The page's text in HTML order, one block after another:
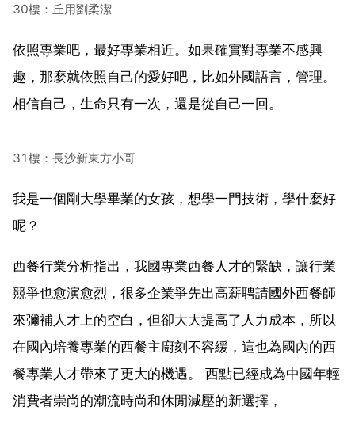
30樓：丘用劉柔潔
依照專業吧，最好專業相近。如果確實對專業不感興
趣，那麼就依照自己的愛好吧，比如外國語言，管理。
相信自己，生命只有一次，還是從自己一回。
31樓：長沙新東方小哥
我是一個剛大學畢業的女孩，想學一門技術，學什麼好
呢？
西餐行業分析指出，我國專業西餐人才的緊缺，讓行業
競爭也愈演愈烈，很多企業爭先出高薪聘請國外西餐師
來彌補人才上的空白，但卻大大提高了人力成本，所以
在國內培養專業的西餐主廚刻不容緩，這也為國內的西
餐專業人才帶來了更大的機遇。 西點已經成為中國年輕
消費者崇尚的潮流時尚和休閒減壓的新選擇，